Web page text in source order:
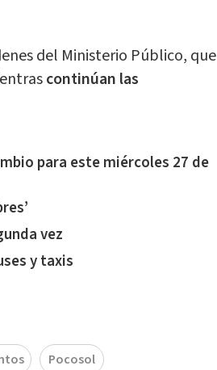
del Ministerio Público, que
continúan las
para este miércoles 27 de
vez
y taxis
Pocosol